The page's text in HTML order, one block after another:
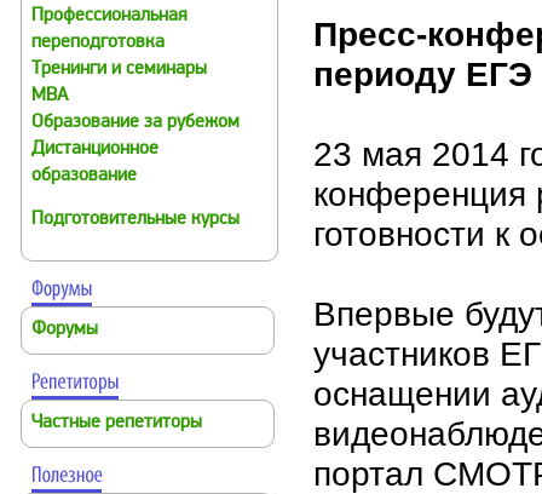
Профессиональная
переподготовка
Тренинги и семинары
MBA
Образование за рубежом
Дистанционное
образование
Подготовительные курсы
Форумы
Частные репетиторы
Пресс-
периоду ЕГЭ
23 мая 2014
конференция
готовности к
Впервые
участников
оснащении
портал